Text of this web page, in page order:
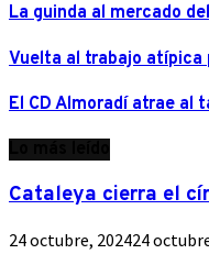
La guinda al mercado
Vuelta al trabajo atípica
El CD Almoradí atrae al
Cataleya cierra el
24 octubre, 202424